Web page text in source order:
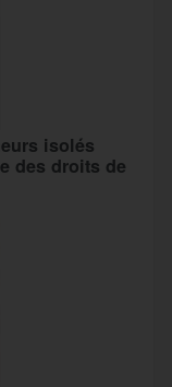
isolés
des droits de